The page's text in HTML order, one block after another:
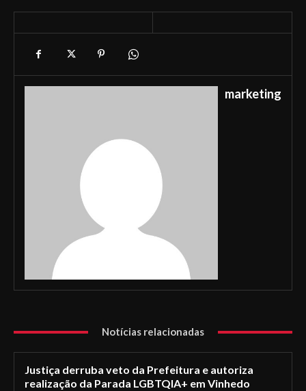
marketing
Notícias relacionadas
Justiça derruba veto da Prefeitura e autoriza
realização da Parada LGBTQIA+ em Vinhedo